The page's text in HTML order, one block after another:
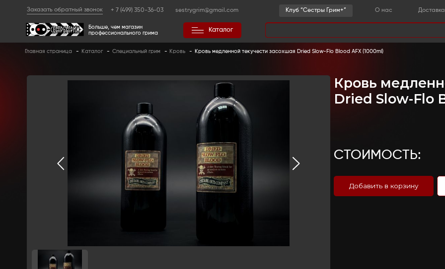
Заказать обратный звонок + 7 (499) 350-36-03 sestrygrim@gmail.com
Больше, чем магазин
профессионального грима
Каталог
Главная страница - Каталог - Специальный грим - Кровь - Кровь медленной текучести засохшая